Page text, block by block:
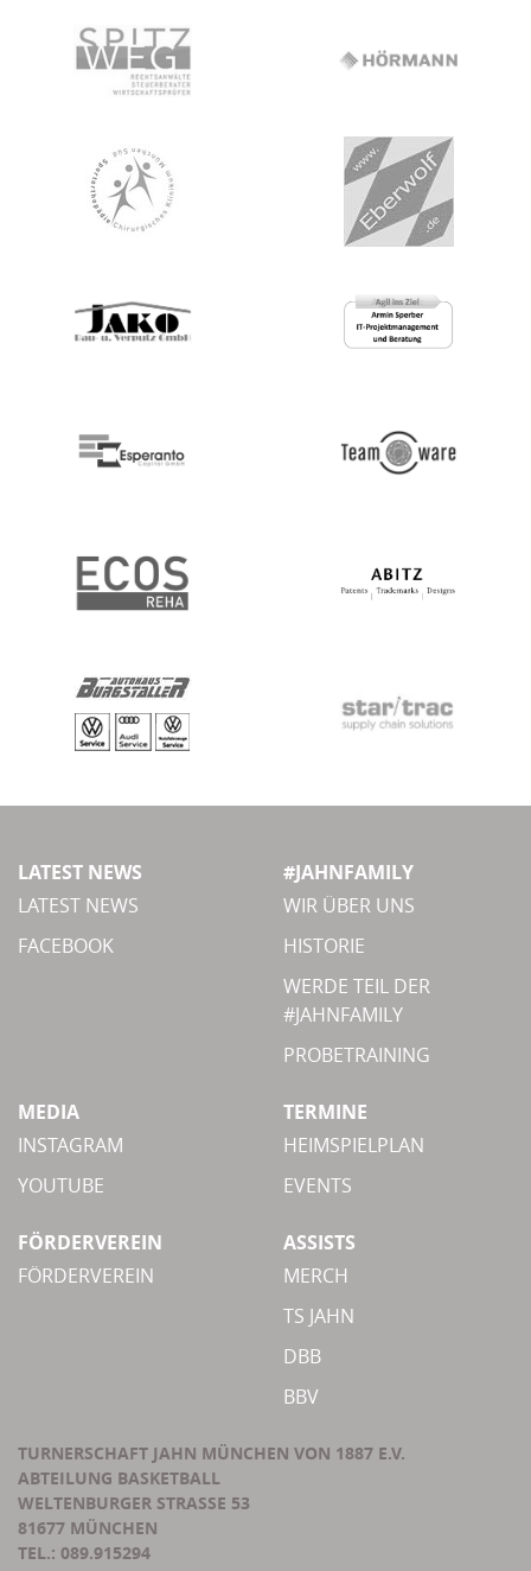
LATEST NEWS
LATEST NEWS
FACEBOOK
#JAHNFAMILY
WIR ÜBER UNS
HISTORIE
WERDE TEIL DER
#JAHNFAMILY
PROBETRAINING
MEDIA
INSTAGRAM
YOUTUBE
TERMINE
HEIMSPIELPLAN
EVENTS
FÖRDERVEREIN
FÖRDERVEREIN
ASSISTS
MERCH
TS JAHN
DBB
BBV
TURNERSCHAFT JAHN MÜNCHEN VON 1887 E.V.
ABTEILUNG BASKETBALL
WELTENBURGER STRASSE 53
81677 MÜNCHEN
TEL.: 089.915294